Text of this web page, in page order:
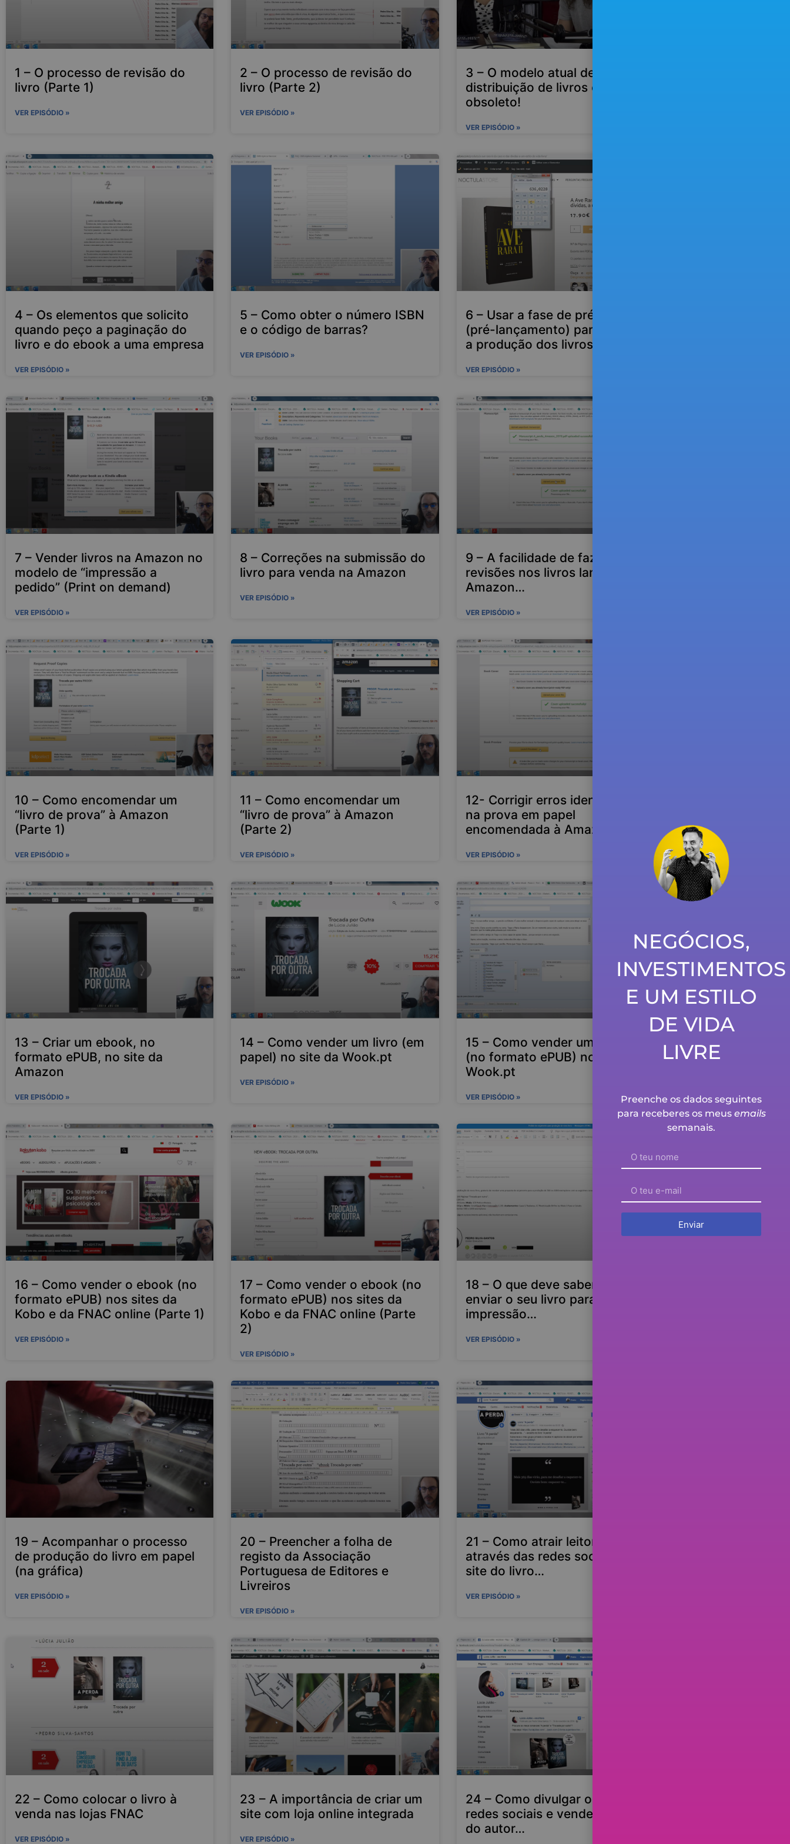
1 – O processo de revisão do
livro (Parte 1)
VER EPISÓDIO »
2 – O processo de revisão do
livro (Parte 2)
VER EPISÓDIO »
3 – O modelo atual de
distribuição de livros está
obsoleto!
VER EPISÓDIO »
4 – Os elementos que solicito
quando peço a paginação do
livro e do ebook a uma empresa
VER EPISÓDIO »
5 – Como obter o número ISBN
e o código de barras?
VER EPISÓDIO »
6 – Usar a fase de pré-venda
(pré-lançamento) para financiar
a produção dos livros em papel
VER EPISÓDIO »
7 – Vender livros na Amazon no
modelo de “impressão a
pedido” (Print on demand)
VER EPISÓDIO »
8 – Correções na submissão do
livro para venda na Amazon
VER EPISÓDIO »
9 – A facilidade de fazer novas
revisões nos livros lançados na
Amazon…
VER EPISÓDIO »
10 – Como encomendar um
“livro de prova” à Amazon
(Parte 1)
VER EPISÓDIO »
11 – Como encomendar um
“livro de prova” à Amazon
(Parte 2)
VER EPISÓDIO »
12- Corrigir erros identificados
na prova em papel
encomendada à Amazon
VER EPISÓDIO »
13 – Criar um ebook, no
formato ePUB, no site da
Amazon
VER EPISÓDIO »
14 – Como vender um livro (em
papel) no site da Wook.pt
VER EPISÓDIO »
15 – Como vender um ebook
(no formato ePUB) no site da
Wook.pt
VER EPISÓDIO »
16 – Como vender o ebook (no
formato ePUB) nos sites da
Kobo e da FNAC online (Parte 1)
VER EPISÓDIO »
17 – Como vender o ebook (no
formato ePUB) nos sites da
Kobo e da FNAC online (Parte
2)
VER EPISÓDIO »
18 – O que deve saber antes de
enviar o seu livro para
impressão…
VER EPISÓDIO »
19 – Acompanhar o processo
de produção do livro em papel
(na gráfica)
VER EPISÓDIO »
20 – Preencher a folha de
registo da Associação
Portuguesa de Editores e
Livreiros
VER EPISÓDIO »
21 – Como atrair leitores
através das redes sociais e do
site do livro…
VER EPISÓDIO »
22 – Como colocar o livro à
venda nas lojas FNAC
VER EPISÓDIO »
23 – A importância de criar um
site com loja online integrada
VER EPISÓDIO »
24 – Como divulgar o livro nas
redes sociais e vender no site
do autor…
NEGÓCIOS,
INVESTIMENTOS
E UM ESTILO
DE VIDA
LIVRE
Preenche os dados seguintes
para receberes os meus emails
semanais.
Enviar